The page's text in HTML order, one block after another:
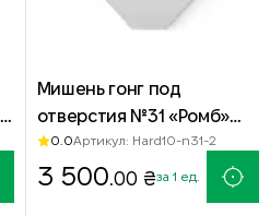
Мишень гонг под
отверстия №31 «Ромб»
390x340 мм — сталь
Hardox 500
0.0Артикул: Hard10-n31-2
3 500.00 ₴за 1 ед.